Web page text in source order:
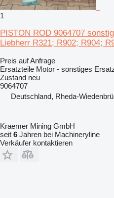
1
PISTON ROD 9064707
Liebherr R321; R902; R904;
Preis auf Anfrage
Ersatzteile Motor - sonstiges
Zustand neu
9064707
Deutschland, Rheda-
Kraemer Mining GmbH
seit 6 Jahren bei Machineryline
Verkäufer kontaktieren